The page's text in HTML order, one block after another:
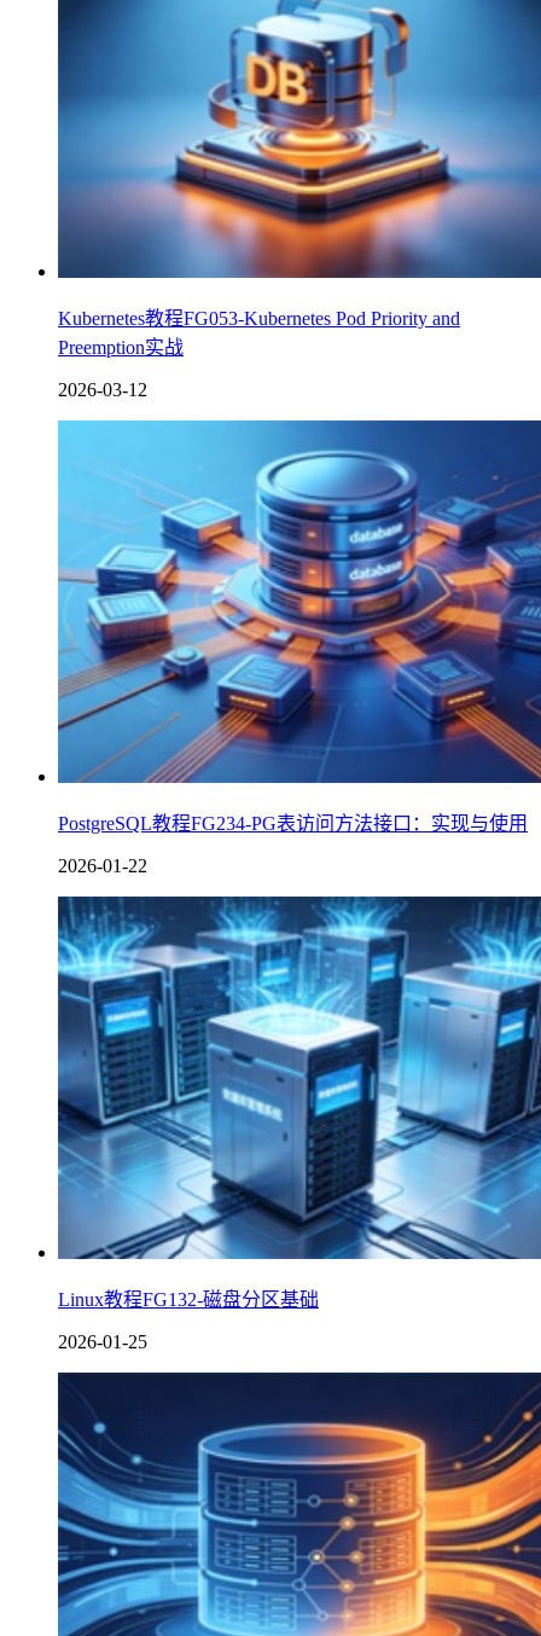
Kubernetes教程FG053-Kubernetes Pod Priority and
Preemption实战
2026-03-12
PostgreSQL教程FG234-PG表访问方法接口：实现与使用
2026-01-22
Linux教程FG132-磁盘分区基础
2026-01-25